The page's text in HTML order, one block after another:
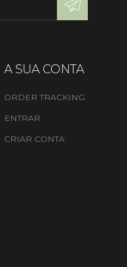
A SUA CONTA
ORDER TRACKING
ENTRAR
CRIAR CONTA